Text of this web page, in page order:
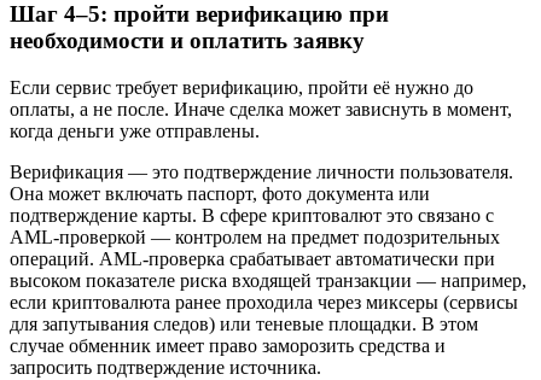
Шаг 4–5: пройти верификацию при
необходимости и оплатить заявку
Если сервис требует верификацию, пройти её нужно до
оплаты, а не после. Иначе сделка может зависнуть в момент,
когда деньги уже отправлены.
Верификация — это подтверждение личности пользователя.
Она может включать паспорт, фото документа или
подтверждение карты. В сфере криптовалют это связано с
AML-проверкой — контролем на предмет подозрительных
операций. AML-проверка срабатывает автоматически при
высоком показателе риска входящей транзакции — например,
если криптовалюта ранее проходила через миксеры (сервисы
для запутывания следов) или теневые площадки. В этом
случае обменник имеет право заморозить средства и
запросить подтверждение источника.